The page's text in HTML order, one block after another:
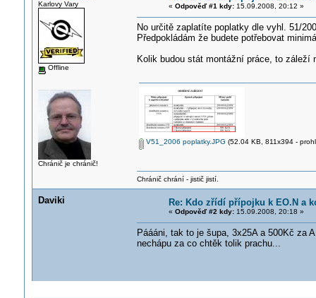
Karlovy Vary
Offline
Chránič je chránič!
« Odpověď #1 kdy:15.09.2008, 20:12 »
No určitě zaplatíte poplatky dle vyhl. 51/
Předpokládám že budete potřebovat
Kolik budou stát montážní práce, to
V51_2006 poplatky.JPG (52.04 KB, 811x394 -
Chránič chrání - jistič jistí.
Daviki Re: Kdo zřídí přípojku k EO.N a
« Odpověď #2 kdy:15.09.2008, 20:18 »
Páááni, tak to je šupa, 3x25A a 500Kč za
nechápu za co chtěk tolik prachu...